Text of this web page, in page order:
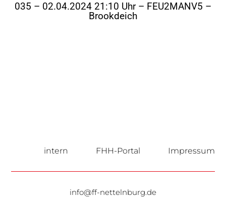
035 – 02.04.2024 21:10 Uhr – FEU2MANV5 –
Brookdeich
intern FHH-Portal Impressum
info@ff-nettelnburg.de